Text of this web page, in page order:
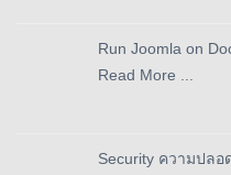
Run Joomla on
Read More ...
Security ความปลอ